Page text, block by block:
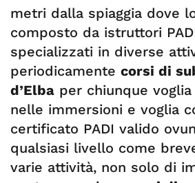
metri dalla spiaggia dove lo
composto da istruttori
specializzati in diverse
periodicamente corsi di
d’Elba per chiunque
nelle immersioni e voglia
certificato PADI valido
qualsiasi livello come
varie attività, non solo di